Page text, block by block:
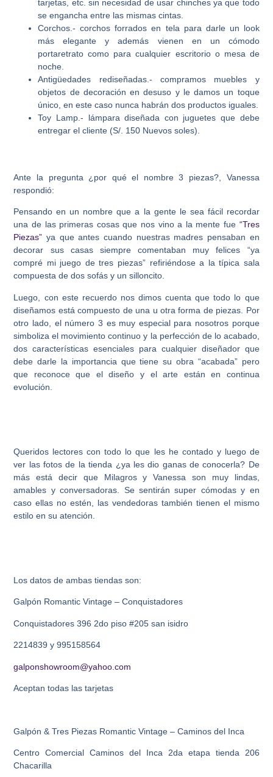
tarjetas, etc. sin necesidad de usar chinches ya que todo
se engancha entre las mismas cintas.
Corchos.- corchos forrados en tela para darle un look
más elegante y además vienen en un cómodo
portaretrato como para cualquier escritorio o mesa de
noche.
Antigüedades rediseñadas.- compramos muebles y
objetos de decoración en desuso y le damos un toque
único, en este caso nunca habrán dos productos iguales.
Toy Lamp.- lámpara diseñada con juguetes que debe
entregar el cliente (S/. 150 Nuevos soles).
Ante la pregunta ¿por qué el nombre 3 piezas?, Vanessa
respondió:
Pensando en un nombre que a la gente le sea fácil recordar
una de las primeras cosas que nos vino a la mente fue “Tres
Piezas”ya que antes cuando nuestras madres pensaban en
decorar sus casas siempre comentaban muy felices “ya
compré mi juego de tres piezas” refiriéndose a la típica sala
compuesta de dos sofás y un silloncito.
Luego, con este recuerdo nos dimos cuenta que todo lo que
diseñamos está compuesto de una u otra forma de piezas. Por
otro lado, el número 3 es muy especial para nosotros porque
simboliza el movimiento continuo y la perfección de lo acabado,
dos características esenciales para cualquier diseñador que
debe darle la importancia que tiene su obra “acabada” pero
que reconoce que el diseño y el arte están en continua
evolución.
Queridos lectores con todo lo que les he contado y luego de
ver las fotos de la tienda ¿ya les dio ganas de conocerla? De
más está decir que Milagros y Vanessa son muy lindas,
amables y conversadoras. Se sentirán super cómodas y en
caso ellas no estén, las vendedoras también tienen el mismo
estilo en su atención.
Los datos de ambas tiendas son:
Galpón Romantic Vintage – Conquistadores
Conquistadores 396 2do piso #205 san isidro
2214839 y 995158564
galponshowroom@yahoo.com
Aceptan todas las tarjetas
Galpón & Tres Piezas Romantic Vintage – Caminos del Inca
Centro Comercial Caminos del Inca 2da etapa tienda 206
Chacarilla